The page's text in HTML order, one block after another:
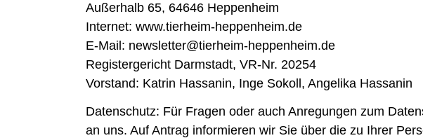
Außerhalb 65, 64646 Heppenheim
Internet: www.tierheim-heppenheim.de
E-Mail: newsletter@tierheim-heppenheim.de
Registergericht Darmstadt, VR-Nr. 20254
Vorstand: Katrin Hassanin, Inge Sokoll, Angelika Hassanin
Datenschutz: Für Fragen oder auch Anregungen zum
an uns. Auf Antrag informieren wir Sie über die zu Ihrer